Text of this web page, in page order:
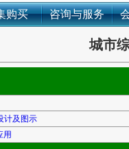
购买 咨询与服务
城市
计及图示
用